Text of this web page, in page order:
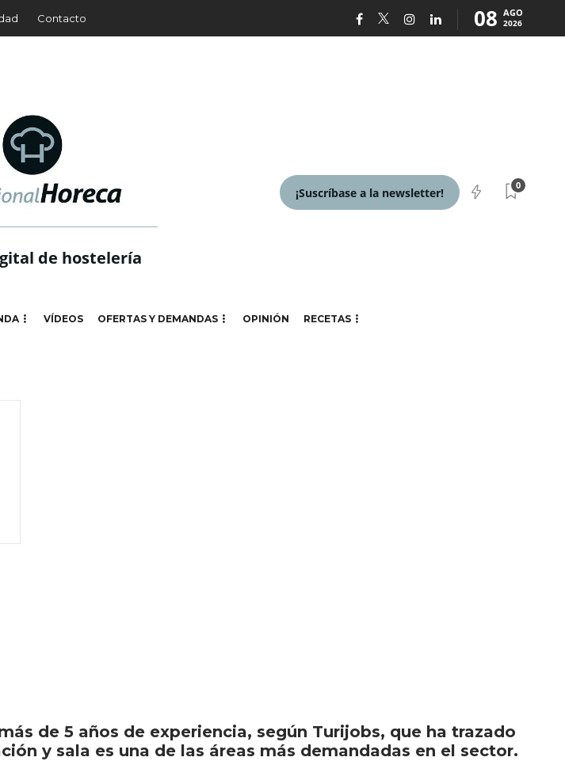
Contacto 08 AGO
2026
de hostelería
¡Suscríbase a la newsletter!
0
VÍDEOS OFERTAS Y DEMANDAS OPINIÓN RECETAS
de 5 años de experiencia, según Turijobs, que ha trazado
y sala es una de las áreas más demandadas en el sector.